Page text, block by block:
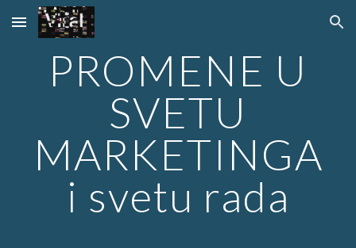
Skip to main content Skip to navigation
PROMENE U
SVETU
MARKETINGA
i svetu rada